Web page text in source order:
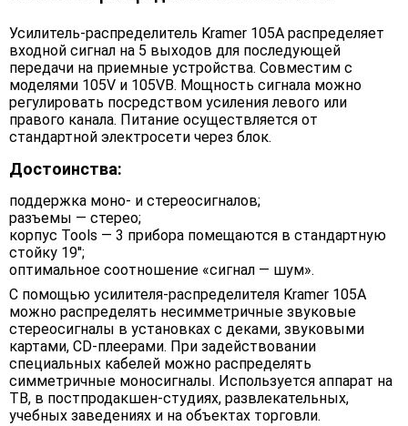
Усилитель-распределитель Kramer 105A распределяет
входной сигнал на 5 выходов для последующей
передачи на приемные устройства. Совместим с
моделями 105V и 105VB. Мощность сигнала можно
регулировать посредством усиления левого или
правого канала. Питание осуществляется от
стандартной электросети через блок.
Достоинства:
поддержка моно- и стереосигналов;
разъемы — стерео;
корпус Tools — 3 прибора помещаются в стандартную
стойку 19'';
оптимальное соотношение «сигнал — шум».
С помощью усилителя-распределителя Kramer 105A
можно распределять несимметричные звуковые
стереосигналы в установках с деками, звуковыми
картами, CD-плеерами. При задействовании
специальных кабелей можно распределять
симметричные моносигналы. Используется аппарат на
ТВ, в постпродакшен-студиях, развлекательных,
учебных заведениях и на объектах торговли.